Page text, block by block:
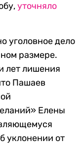
уточняло
уголовное дело
размере.
лет лишения
Пашаев
Елены
уклонении от